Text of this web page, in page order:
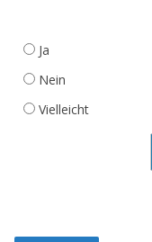
Ja
Nein
Vielleicht